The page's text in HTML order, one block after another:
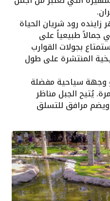
زاينده رود شريان الحياة
طبيعياً على
بجولات القوارب
المنتشرة على طول
سياحية مفضلة
يُتيح الجبل مناظر
ويضم مرافق للتسلق